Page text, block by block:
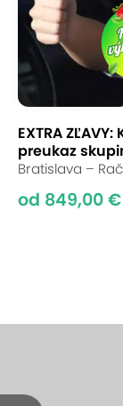
EXTRA
preukaz
Bratislava –
od 849,00 €